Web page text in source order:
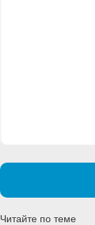
Читайте по теме